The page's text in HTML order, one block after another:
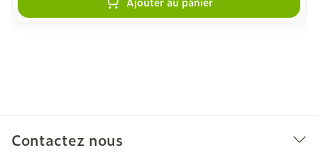
Contactez nous